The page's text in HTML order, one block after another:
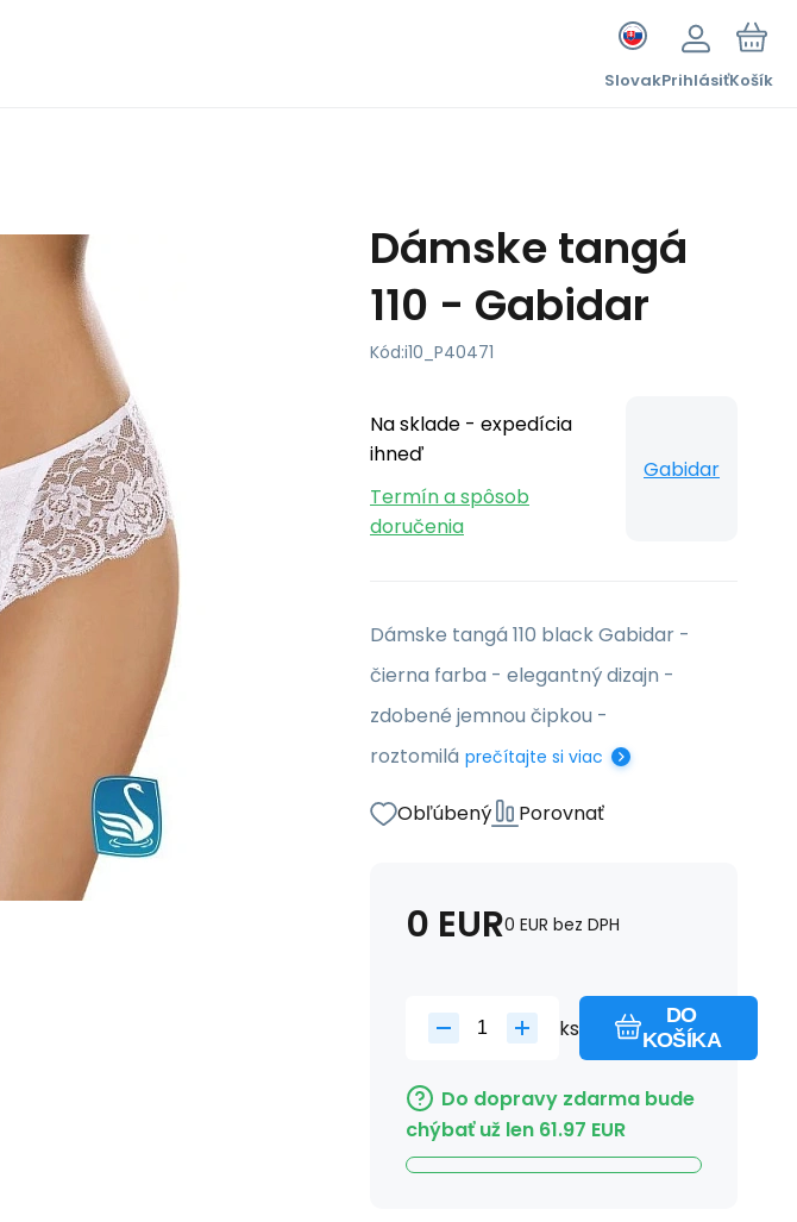
SlovakPrihlásiťKošík
Dámske tangá
110 - Gabidar
Kód:i10_P40471
Na sklade - expedícia
ihneď
Termín a spôsob
doručenia
Gabidar
Dámske tangá 110 black Gabidar -
čierna farba - elegantný dizajn -
zdobené jemnou čipkou -
roztomilá prečítajte si viac
Obľúbený Porovnať
0 EUR0 EUR bez DPH
ks
DO
KOŠÍKA
Do dopravy zdarma bude
chýbať už len 61.97 EUR